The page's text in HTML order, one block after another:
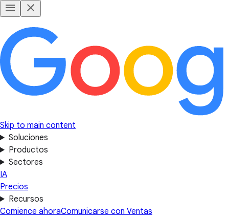
Skip to main content
Soluciones
Productos
Sectores
IA
Precios
Recursos
Comience ahoraComunicarse con Ventas